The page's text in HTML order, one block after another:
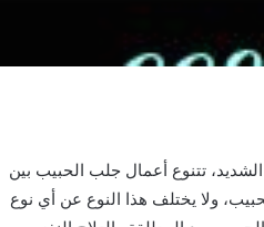
تتنوع أعمال جلب الحبيب بين
ولا يختلف هذا النوع عن أي نوع